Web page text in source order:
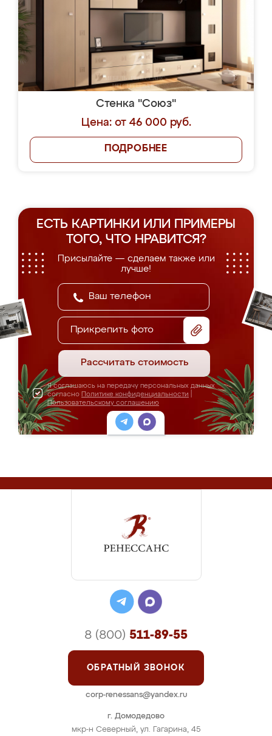
Стенка "Союз"
Цена: от 46 000 руб.
ПОДРОБНЕЕ
ЕСТЬ КАРТИНКИ ИЛИ ПРИМЕРЫ
ТОГО, ЧТО НРАВИТСЯ?
Присылайте — сделаем также или
лучше!
Прикрепить фото
Рассчитать стоимость
Я соглашаюсь на передачу персональных данных
согласно Политике конфиденциальности
Пользовательскому соглашению
г. Домодедово
мкр-н Северный, ул. Гагарина, 45
8 (800) 511-89-55
ОБРАТНЫЙ ЗВОНОК
corp-renessans@yandex.ru